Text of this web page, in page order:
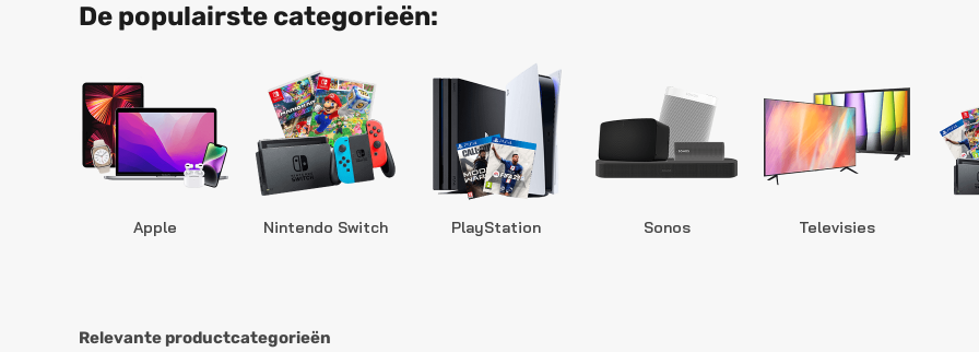
De populairste categorieën:
Apple Nintendo Switch PlayStation Sonos Televisies
Relevante productcategorieën